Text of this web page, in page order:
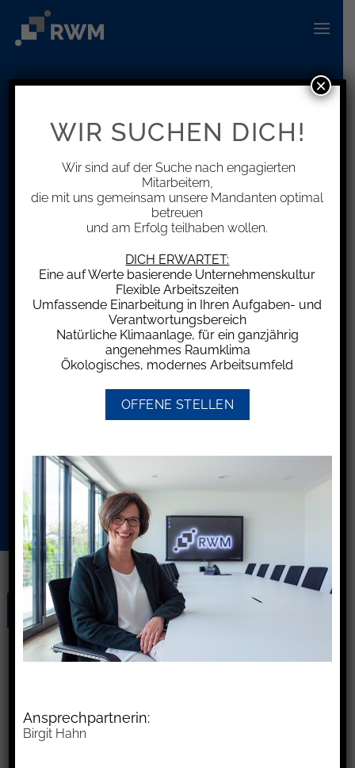
Inhalt
springen
Info Center
Neuigkeiten rund um das Thema
Steuern und Wirtschaft
akzeptiere dieDatenschutzerklärung.
Aug.
WIR SUCHEN DICH!
Wir sind auf der Suche nach engagierten
Mitarbeitern,
die mit uns gemeinsam unsere Mandanten optimal
betreuen
und am Erfolg teilhaben wollen.
DICH ERWARTET:
Eine auf Werte basierende Unternehmenskultur
Flexible Arbeitszeiten
Umfassende Einarbeitung in Ihren Aufgaben- und
Verantwortungsbereich
Natürliche Klimaanlage, für ein ganzjährig
angenehmes Raumklima
Ökologisches, modernes Arbeitsumfeld
OFFENE STELLEN
Ansprechpartnerin:
Birgit Hahn
×